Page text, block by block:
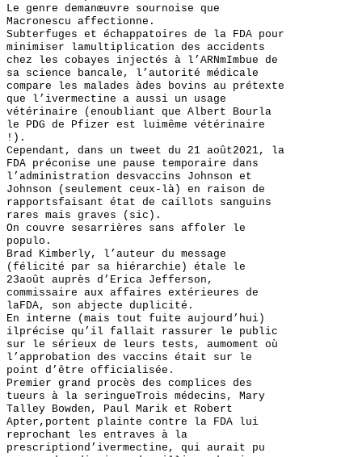
Le genre demanœuvre sournoise que
Macronescu affectionne.
Subterfuges et échappatoires de la FDA pour
minimiser lamultiplication des accidents
chez les cobayes injectés à l’ARNmImbue de
sa science bancale, l’autorité médicale
compare les malades àdes bovins au prétexte
que l’ivermectine a aussi un usage
vétérinaire (enoubliant que Albert Bourla
le PDG de Pfizer est luimême vétérinaire
!).
Cependant, dans un tweet du 21 août2021, la
FDA préconise une pause temporaire dans
l’administration desvaccins Johnson et
Johnson (seulement ceux-là) en raison de
rapportsfaisant état de caillots sanguins
rares mais graves (sic).
On couvre sesarrières sans affoler le
populo.
Brad Kimberly, l’auteur du message
(félicité par sa hiérarchie) étale le
23août auprès d’Erica Jefferson,
commissaire aux affaires extérieures de
laFDA, son abjecte duplicité.
En interne (mais tout fuite aujourd’hui)
ilprécise qu’il fallait rassurer le public
sur le sérieux de leurs tests, aumoment où
l’approbation des vaccins était sur le
point d’être officialisée.
Premier grand procès des complices des
tueurs à la seringueTrois médecins, Mary
Talley Bowden, Paul Marik et Robert
Apter,portent plainte contre la FDA lui
reprochant les entraves à la
prescriptiond’ivermectine, qui aurait pu